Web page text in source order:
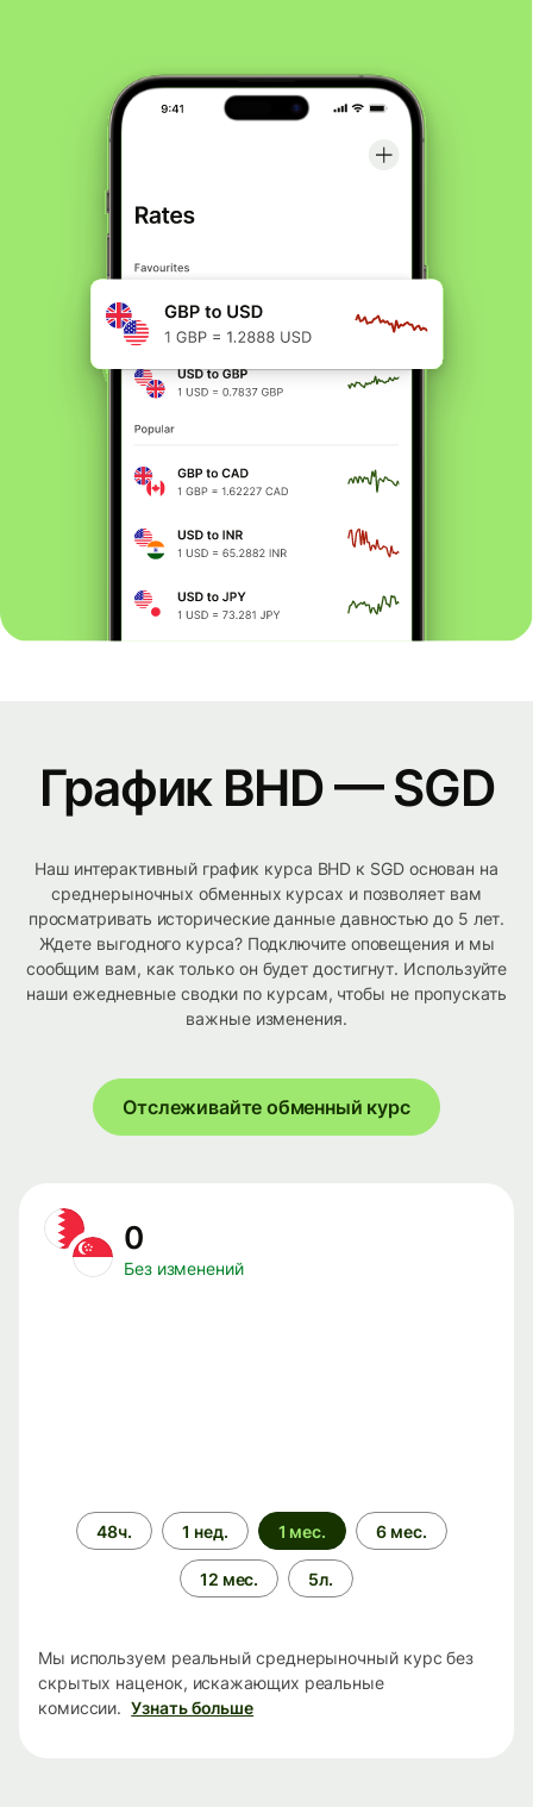
График BHD — SGD
Наш интерактивный график курса BHD к SGD основан на
среднерыночных обменных курсах и позволяет вам
просматривать исторические данные давностью до 5 лет.
Ждете выгодного курса? Подключите оповещения и мы
сообщим вам, как только он будет достигнут. Используйте
наши ежедневные сводки по курсам, чтобы не пропускать
важные изменения.
Отслеживайте обменный курс
0
Без изменений
Период
времени
48ч. 1 нед. 1 мес. 6 мес.
12 мес. 5л.
Мы используем реальный среднерыночный курс без
скрытых наценок, искажающих реальные
комиссии. Узнать больше